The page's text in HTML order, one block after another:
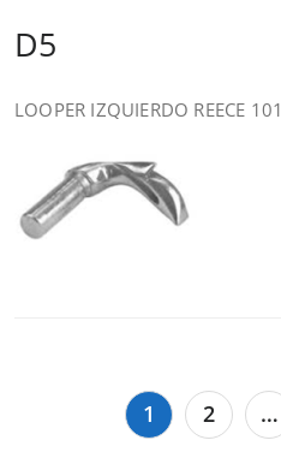
D5
LOOPER IZQUIERDO REECE 101
Paginación
1 2 …